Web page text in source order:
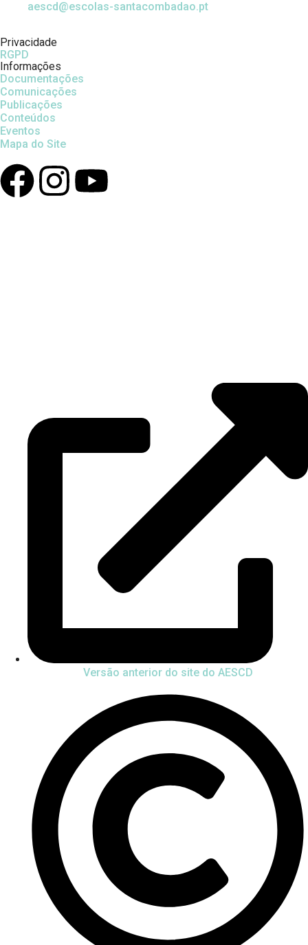
aescd@escolas-santacombadao.pt
Privacidade
RGPD
Informações
Documentações
Comunicações
Publicações
Conteúdos
Eventos
Mapa do Site
Versão anterior do site do AESCD